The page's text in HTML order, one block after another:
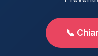
📞